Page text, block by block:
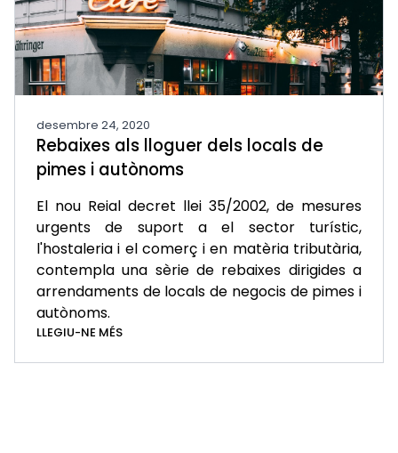
desembre 24, 2020
Rebaixes als lloguer dels locals de
pimes i autònoms
El nou Reial decret llei 35/2002, de mesures
urgents de suport a el sector turístic,
l'hostaleria i el comerç i en matèria tributària,
contempla una sèrie de rebaixes dirigides a
arrendaments de locals de negocis de pimes i
autònoms.
LLEGIU-NE MÉS